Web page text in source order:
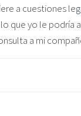
a cuestiones
que yo le podría
a mi